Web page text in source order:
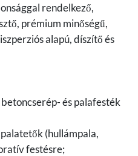
rendelkező,
prémium minőségű,
alapú, díszítő és
és palafesték
(hullámpala,
festésre;